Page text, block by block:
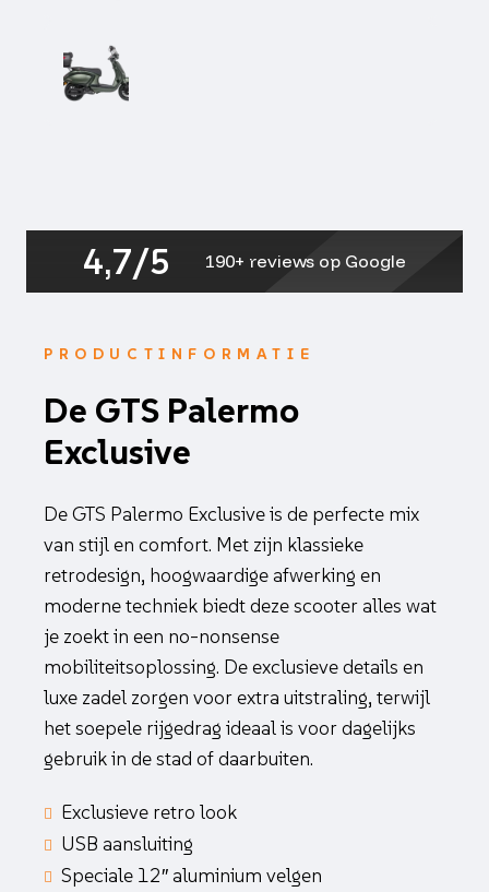
4,7/5 190+ reviews op Google
PRODUCTINFORMATIE
De GTS Palermo
Exclusive
De GTS Palermo Exclusive is de perfecte mix
van stijl en comfort. Met zijn klassieke
retrodesign, hoogwaardige afwerking en
moderne techniek biedt deze scooter alles wat
je zoekt in een no-nonsense
mobiliteitsoplossing. De exclusieve details en
luxe zadel zorgen voor extra uitstraling, terwijl
het soepele rijgedrag ideaal is voor dagelijks
gebruik in de stad of daarbuiten.
Exclusieve retro look
USB aansluiting
Speciale 12″ aluminium velgen